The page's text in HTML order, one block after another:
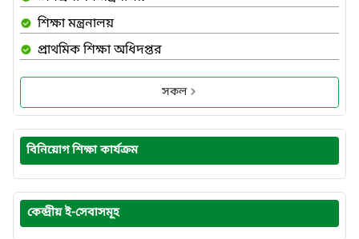
শিক্ষা মন্ত্রনালয়
প্রাথমিক শিক্ষা অধিদপ্তর
সকল
বিনিয়োগ শিক্ষা কার্যক্রম
কেন্দ্রীয় ই-সেবাসমূহ